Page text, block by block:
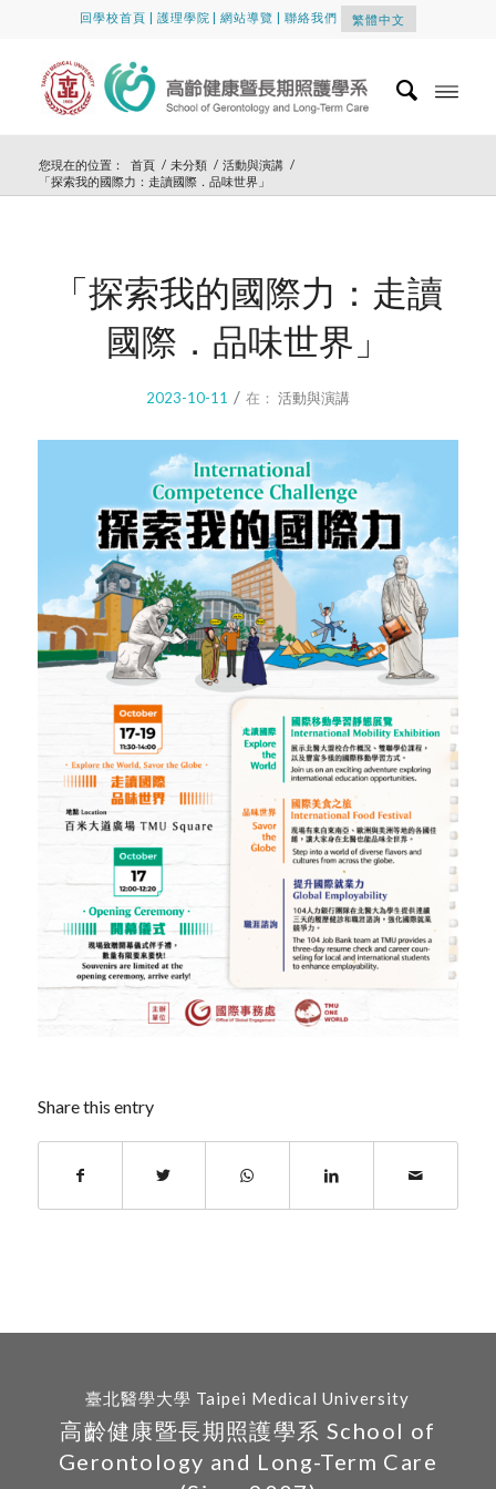
回學校首頁 | 護理學院 |網站導覽 |聯絡我們 繁體中文
您現在的位置： 首頁 / 未分類 / 活動與演講 /
「探索我的國際力：走讀國際．品味世界」
「探索我的國際力：走讀
國際．品味世界」
2023-10-11 / 在： 活動與演講
Share this entry
臺北醫學大學 Taipei Medical University
高齡健康暨長期照護學系 School of
Gerontology and Long-Term Care